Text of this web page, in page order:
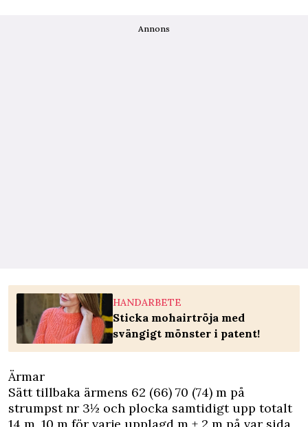
Annons
HANDARBETE
Sticka mohairtröja med
svängigt mönster i patent!
Ärmar
Sätt tillbaka ärmens 62 (66) 70 (74) m på
strumpst nr 3½ och plocka samtidigt upp totalt